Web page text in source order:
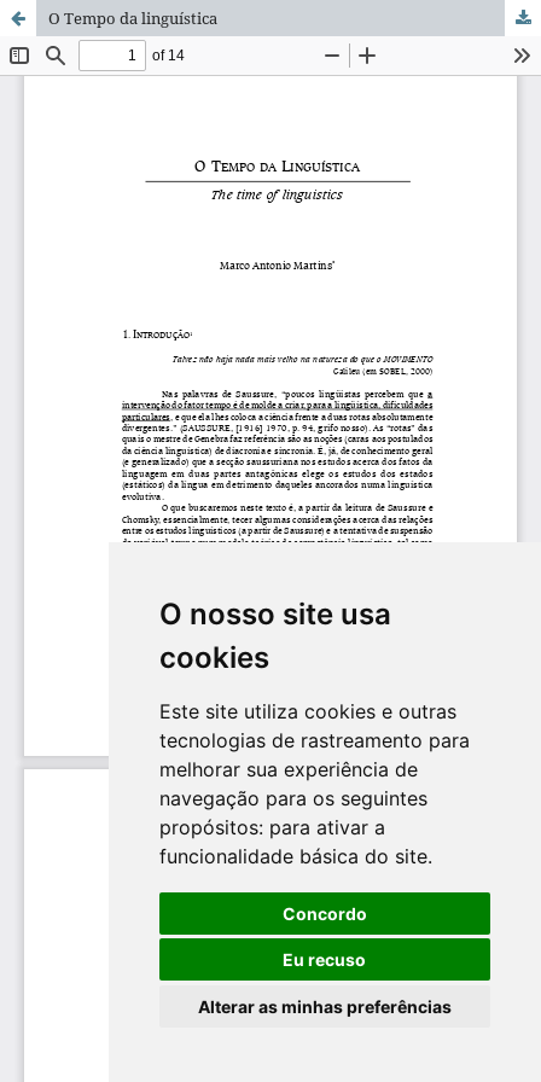
O nosso site usa
cookies
Este site utiliza cookies e outras
tecnologias de rastreamento para
melhorar sua experiência de
navegação para os seguintes
propósitos: para ativar a
funcionalidade básica do site.
Concordo
Eu recuso
Alterar as minhas preferências
O Tempo da linguística